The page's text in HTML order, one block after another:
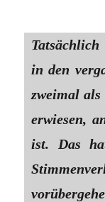
in den
zweimal
erwiesen,
ist. Das